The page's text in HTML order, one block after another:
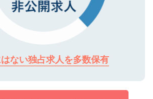
ない独占求人を多数保有